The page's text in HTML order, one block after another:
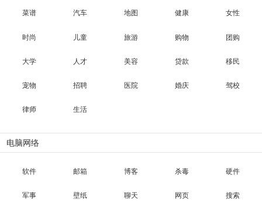
菜谱 汽车 地图 健康 女性
时尚 儿童 旅游 购物 团购
大学 人才 美容 贷款 移民
宠物 招聘 医院 婚庆 驾校
律师 生活
电脑网络
软件 邮箱 博客 杀毒 硬件
军事 壁纸 聊天 网页 搜索